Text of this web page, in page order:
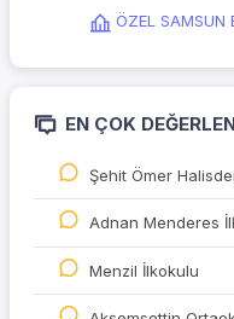
ÖZEL SAMSUN
EN ÇOK
Şehit Ömer
Adnan Menderes
Menzil İlkokulu